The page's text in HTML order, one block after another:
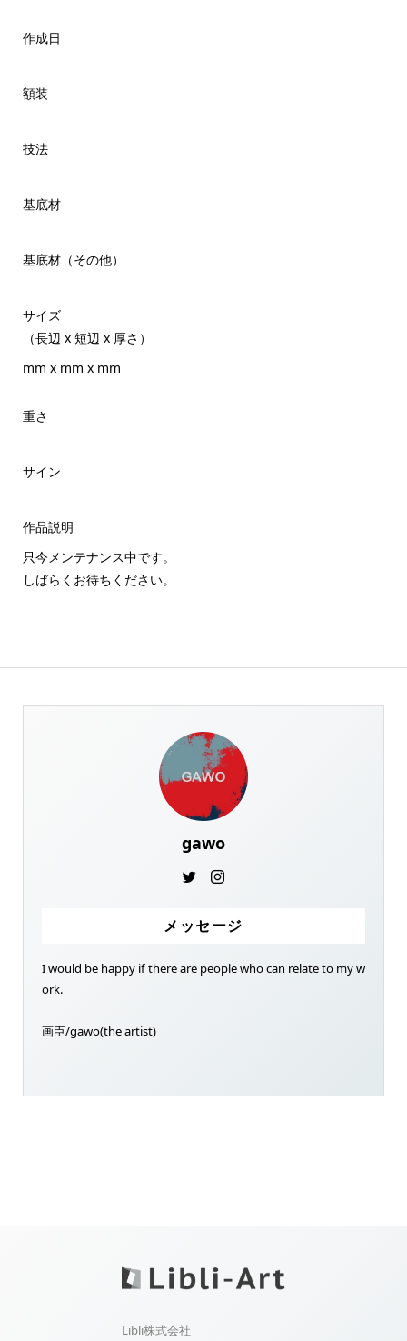
作成日
額装
技法
基底材
基底材（その他）
サイズ
（長辺 x 短辺 x 厚さ）
mm x mm x mm
重さ
サイン
作品説明
只今メンテナンス中です。
しばらくお待ちください。
gawo
メッセージ
I would be happy if there are people who can relate to my w
ork.
画臣/gawo(the artist)
Libli株式会社